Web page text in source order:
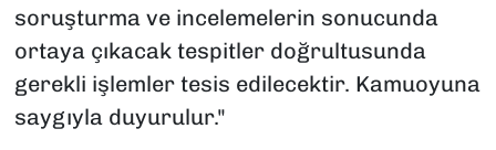
soruşturma ve incelemelerin sonucunda
ortaya çıkacak tespitler doğrultusunda
gerekli işlemler tesis edilecektir. Kamuoyuna
saygıyla duyurulur."